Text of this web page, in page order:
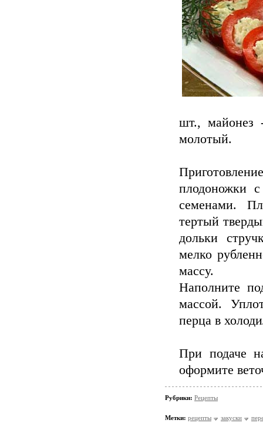
шт., майонез
молотый.
плодоножки
семенами.
тертый
дольки
мелко
массу.
Наполните
массой.
перца в
При подаче
оформите
Рубрики: Рецепты
Метки: рецепты закуски